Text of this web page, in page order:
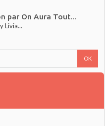
par On Aura Tout...
Livia...